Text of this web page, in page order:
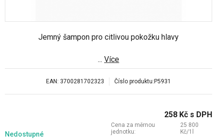
Jemný šampon pro citlivou pokožku hlavy
... Více
EAN: 3700281702323 Číslo produktu: P5931
Nedostupné
258 Kč s DPH
Cena za měrnou
jednotku:
25 800
Kč/1